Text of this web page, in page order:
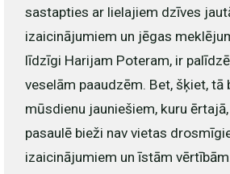
sastapties ar lielajiem dzīves
izaicinājumiem un jēgas
līdzīgi Harijam Poteram, ir
veselām paaudzēm. Bet, šķiet, tā
mūsdienu jauniešiem, kuru
pasaulē bieži nav vietas
izaicinājumiem un īstām